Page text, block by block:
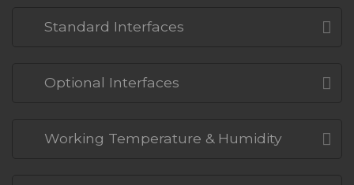
Standard Interfaces
Optional Interfaces
Working Temperature & Humidity